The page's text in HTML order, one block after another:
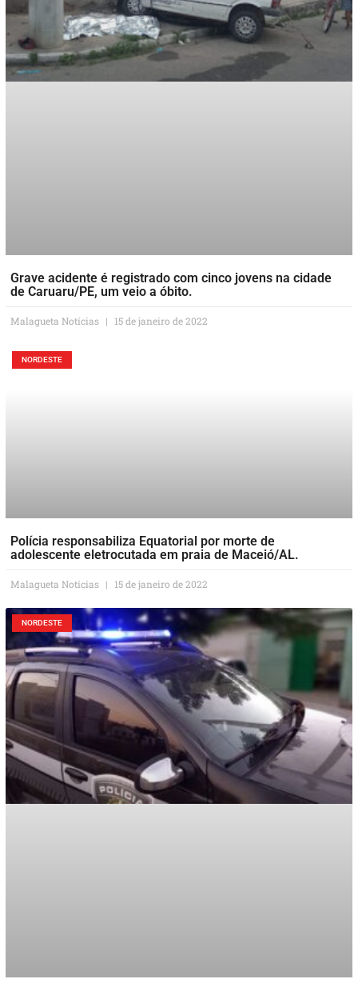
Grave acidente é registrado com cinco jovens na cidade
de Caruaru/PE, um veio a óbito.
Malagueta Notícias 15 de janeiro de 2022
NORDESTE
Polícia responsabiliza Equatorial por morte de
adolescente eletrocutada em praia de Maceió/AL.
Malagueta Notícias 15 de janeiro de 2022
NORDESTE